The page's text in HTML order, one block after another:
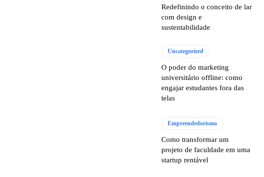
Redefinindo o conceito de lar
com design e
sustentabilidade
Uncategorized
O poder do marketing
universitário offline: como
engajar estudantes fora das
telas
Empreendedorismo
Como transformar um
projeto de faculdade em uma
startup rentável